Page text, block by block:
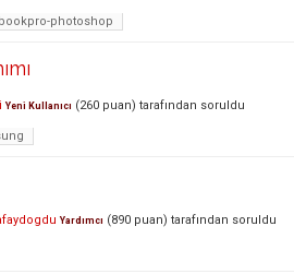
photoshop
Yeni Kullanıcı (260 puan) tarafından soruldu
Yardımcı (890 puan) tarafından soruldu